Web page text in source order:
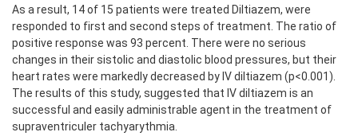
As a result, 14 of 15 patients were treated Diltiazem, were
responded to first and second steps of treatment. The ratio of
positive response was 93 percent. There were no serious
changes in their sistolic and diastolic blood pressures, but their
heart rates were markedly decreased by IV diltiazem (p<0.001).
The results of this study, suggested that IV diltiazem is an
successful and easily administrable agent in the treatment of
supraventriculer tachyarythmia.